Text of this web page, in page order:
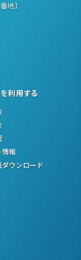
地1
利用する
報
ウンロード